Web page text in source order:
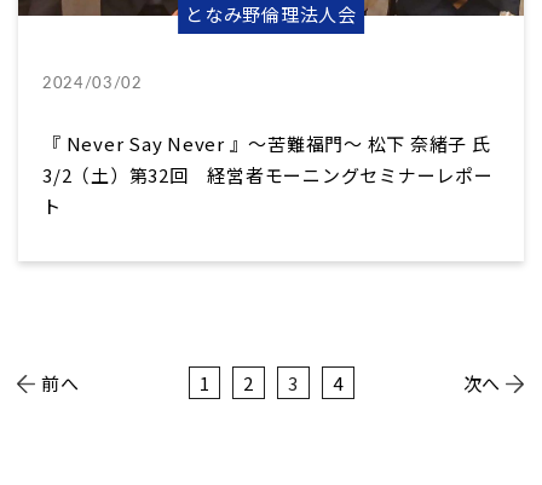
となみ野倫理法人会
2024/03/02
『 Never Say Never 』～苦難福門～ 松下 奈緒子 氏
3/2（土）第32回 経営者モーニングセミナーレポー
ト
前へ 1 2 3 4 次へ